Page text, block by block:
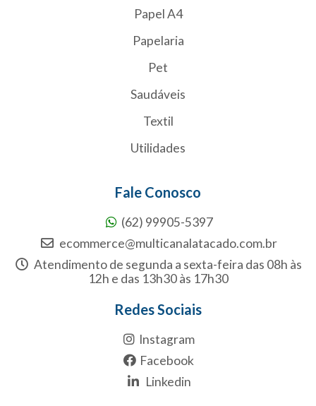
Papel A4
Papelaria
Pet
Saudáveis
Textil
Utilidades
Fale Conosco
(62) 99905-5397
ecommerce@multicanalatacado.com.br
Atendimento de segunda a sexta-feira das 08h às
12h e das 13h30 às 17h30
Redes Sociais
Instagram
Facebook
Linkedin